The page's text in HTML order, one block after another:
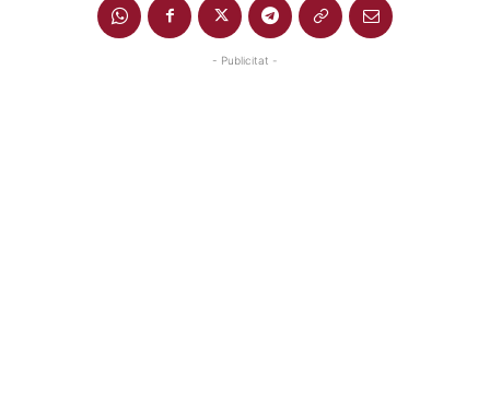
- Publicitat -